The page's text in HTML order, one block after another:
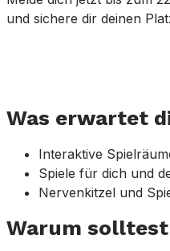
und sichere dir deinen
Was erwartet
Interaktive
Spiele für dich und
Nervenkitzel und
Warum